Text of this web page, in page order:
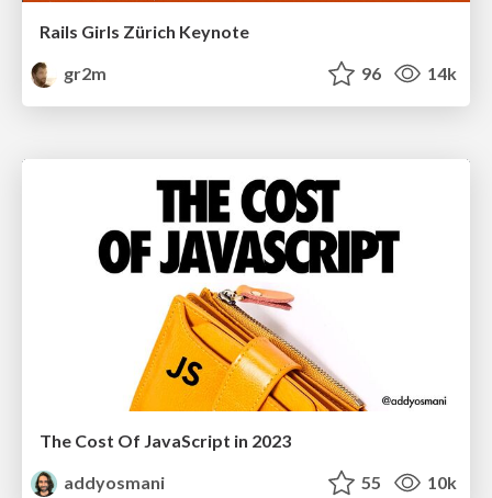
Rails Girls Zürich Keynote
gr2m
96 14k
The Cost Of JavaScript in 2023
addyosmani
55 10k